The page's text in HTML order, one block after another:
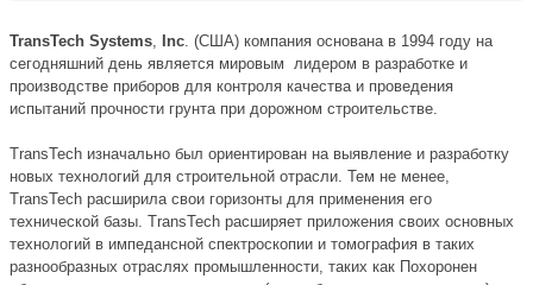
TransTech Systems, Inc. (США) компания основана в 1994 году на
сегодняшний день является мировым лидером в разработке и
производстве приборов для контроля качества и проведения
испытаний прочности грунта при дорожном строительстве.
TransTech изначально был ориентирован на выявление и разработку
новых технологий для строительной отрасли. Тем не менее,
TransTech расширила свои горизонты для применения его
технической базы. TransTech расширяет приложения своих основных
технологий в импедансной спектроскопии и томография в таких
разнообразных отраслях промышленности, таких как Похоронен